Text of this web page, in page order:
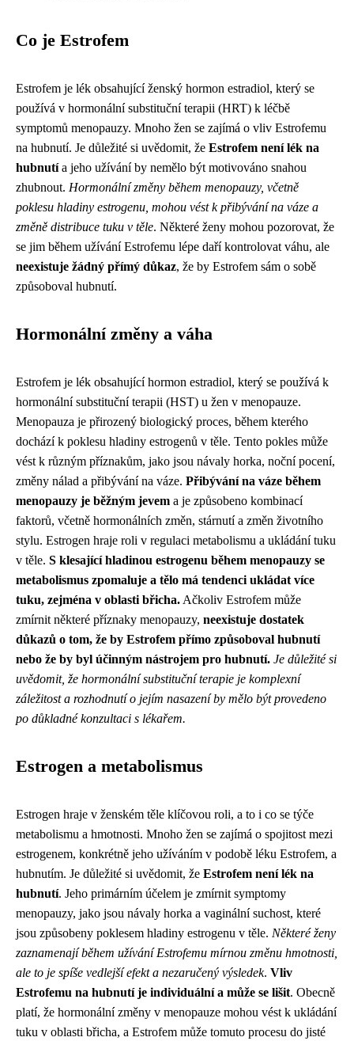
Co je Estrofem
Estrofem je lék obsahující ženský hormon estradiol, který se
používá v hormonální substituční terapii (HRT) k léčbě
symptomů menopauzy. Mnoho žen se zajímá o vliv Estrofemu
na hubnutí. Je důležité si uvědomit, že Estrofem není lék na
hubnutía jeho užívání by nemělo být motivováno snahou
zhubnout. Hormonální změny během menopauzy, včetně
poklesu hladiny estrogenu, mohou vést k přibývání na váze a
změně distribuce tuku v těle. Některé ženy mohou pozorovat, že
se jim během užívání Estrofemu lépe daří kontrolovat váhu, ale
neexistuje žádný přímý důkaz, že by Estrofem sám o sobě
způsoboval hubnutí.
Hormonální změny a váha
Estrofem je lék obsahující hormon estradiol, který se používá k
hormonální substituční terapii (HST) u žen v menopauze.
Menopauza je přirozený biologický proces, během kterého
dochází k poklesu hladiny estrogenů v těle. Tento pokles může
vést k různým příznakům, jako jsou návaly horka, noční pocení,
změny nálad a přibývání na váze. Přibývání na váze během
menopauzy je běžným jevem a je způsobeno kombinací
faktorů, včetně hormonálních změn, stárnutí a změn životního
stylu. Estrogen hraje roli v regulaci metabolismu a ukládání tuku
v těle. S klesající hladinou estrogenu během menopauzy se
metabolismus zpomaluje a tělo má tendenci ukládat více
tuku, zejména v oblasti břicha. Ačkoliv Estrofem může
zmírnit některé příznaky menopauzy, neexistuje dostatek
důkazů o tom, že by Estrofem přímo způsoboval hubnutí
nebo že by byl účinným nástrojem pro hubnutí. Je důležité si
uvědomit, že hormonální substituční terapie je komplexní
záležitost a rozhodnutí o jejím nasazení by mělo být provedeno
po důkladné konzultaci s lékařem.
Estrogen a metabolismus
Estrogen hraje v ženském těle klíčovou roli, a to i co se týče
metabolismu a hmotnosti. Mnoho žen se zajímá o spojitost mezi
estrogenem, konkrétně jeho užíváním v podobě léku Estrofem, a
hubnutím. Je důležité si uvědomit, že Estrofem není lék na
hubnutí. Jeho primárním účelem je zmírnit symptomy
menopauzy, jako jsou návaly horka a vaginální suchost, které
jsou způsobeny poklesem hladiny estrogenu v těle. Některé ženy
zaznamenají během užívání Estrofemu mírnou změnu hmotnosti,
ale to je spíše vedlejší efekt a nezaručený výsledek. Vliv
Estrofemu na hubnutí je individuální a může se lišit. Obecně
platí, že hormonální změny v menopauze mohou vést k ukládání
tuku v oblasti břicha, a Estrofem může tomuto procesu do jisté